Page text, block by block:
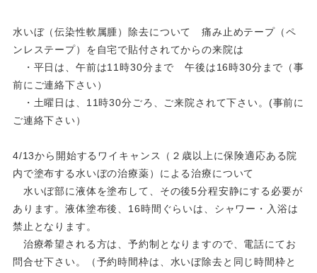
医院概要
院内紹介
水いぼ（伝染性軟属腫）除去について 痛み止めテープ（ペ
ンレステープ）を自宅で貼付されてからの来院は
・平日は、午前は11時30分まで 午後は16時30分まで（事
前にご連絡下さい）
・土曜日は、11時30分ごろ、ご来院されて下さい。(事前に
ご連絡下さい）
4/13から開始するワイキャンス（２歳以上に保険適応ある院
内で塗布する水いぼの治療薬）による治療について
水いぼ部に液体を塗布して、その後5分程安静にする必要が
あります。液体塗布後、16時間ぐらいは、シャワー・入浴は
禁止となります。
治療希望される方は、予約制となりますので、電話にてお
問合せ下さい。（予約時間枠は、水いぼ除去と同じ時間枠と